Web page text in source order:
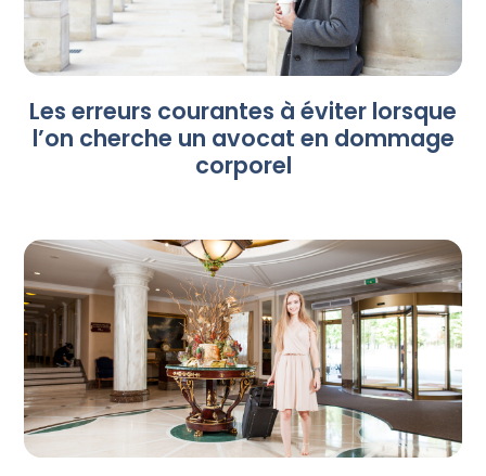
Les erreurs courantes à éviter lorsque
l’on cherche un avocat en dommage
corporel